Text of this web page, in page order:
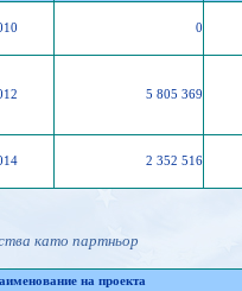
0
5 805 369
2 352 516
като партньор
на проекта